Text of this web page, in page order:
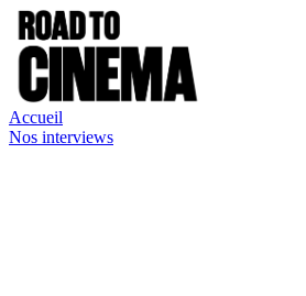
Accueil
Nos interviews